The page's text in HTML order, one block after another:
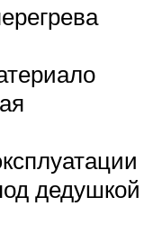
дедушкой